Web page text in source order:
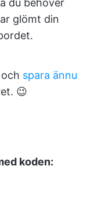
du behöver
glömt din
spara ännu
😉
koden: